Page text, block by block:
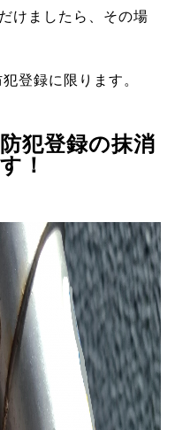
けましたら、その場
登録に限ります。
犯登録の抹消
！